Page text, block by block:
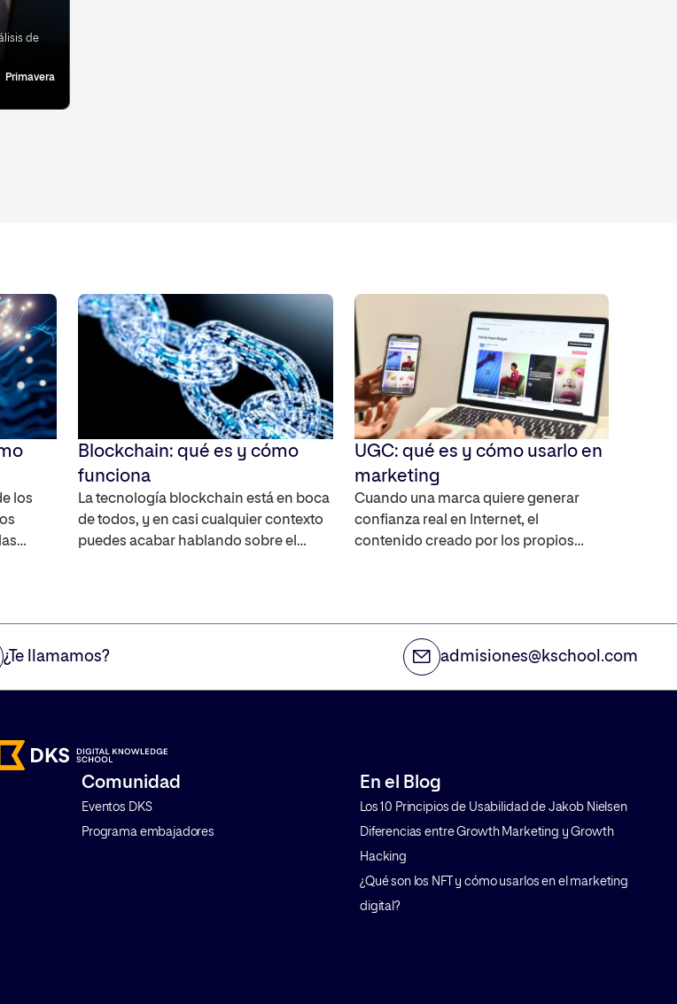
de
Primavera
los
la
Blockchain: qué es y cómo
funciona
La tecnología blockchain está en boca
de todos, y en casi cualquier contexto
puedes acabar hablando sobre el
Te contamos qué es, cómo funciona,
cuáles son sus principales
convertido en una de […]
UGC: qué es y cómo usarlo en
marketing
Cuando una marca quiere generar
confianza real en Internet, el
contenido creado por los propios
ayuda a construir credibilidad y
acelera el proceso en la toma de
decisiones de compra. Te contamos
en qué consiste y […]
¿Te llamamos? admisiones@kschool.com
Comunidad
Eventos DKS
Programa embajadores
En el Blog
Los 10 Principios de Usabilidad de Jakob Nielsen
Diferencias entre Growth Marketing y Growth
Hacking
¿Qué son los NFT y cómo usarlos en el marketing
digital?